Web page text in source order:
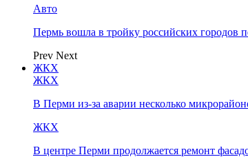
Авто
Пермь вошла в тройку российских городов
Prev Next
ЖКХ
ЖКХ
В Перми из-за аварии несколько
ЖКХ
В центре Перми продолжается ремонт